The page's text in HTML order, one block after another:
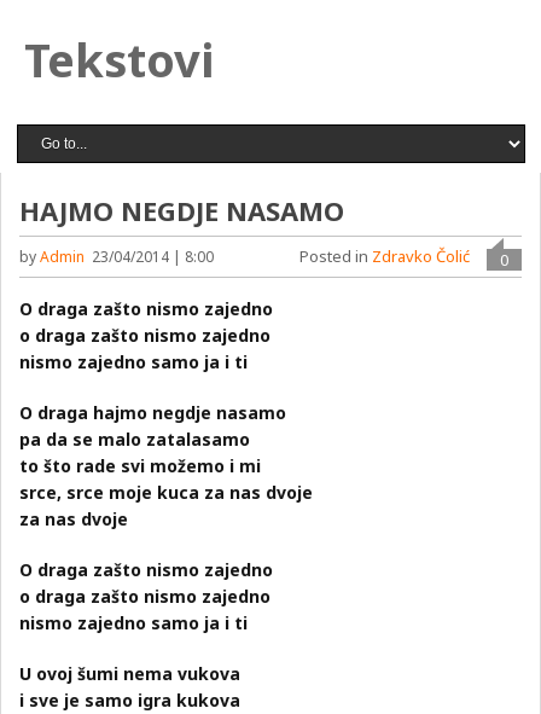
Tekstovi
HAJMO NEGDJE NASAMO
byAdmin 23/04/2014 | 8:00 0
Posted in Zdravko Čolić
O draga zašto nismo zajedno
o draga zašto nismo zajedno
nismo zajedno samo ja i ti
O draga hajmo negdje nasamo
pa da se malo zatalasamo
to što rade svi možemo i mi
srce, srce moje kuca za nas dvoje
za nas dvoje
O draga zašto nismo zajedno
o draga zašto nismo zajedno
nismo zajedno samo ja i ti
U ovoj šumi nema vukova
i sve je samo igra kukova